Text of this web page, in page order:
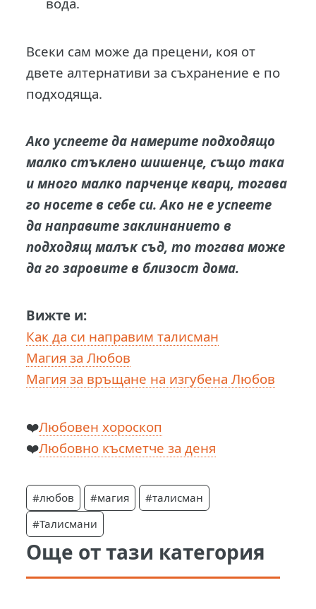
Всеки сам може да прецени, коя от
двете алтернативи за съхранение е по
подходяща.
Ако успеете да намерите подходящо
малко стъклено шишенце, също така
и много малко парченце кварц, тогава
го носете в себе си. Ако не е успеете
да направите заклинанието в
подходящ малък съд, то тогава може
да го заровите в близост дома.
Вижте и:
Как да си направим талисман
Магия за Любов
Магия за връщане на изгубена Любов
❤️Любовен хороскоп
❤️Любовно късметче за деня
#любов #магия
#талисман
#Талисмани
Още от тази категория